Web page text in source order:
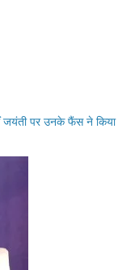
जयंती पर उनके फैंस ने किया